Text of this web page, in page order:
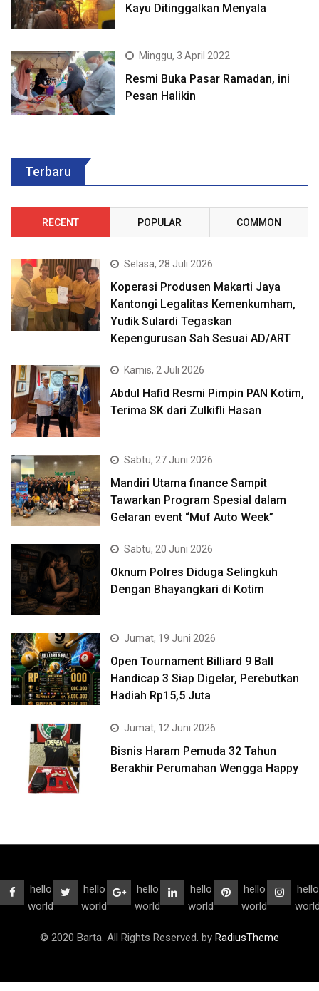
Kayu Ditinggalkan Menyala
Minggu, 3 April 2022
Resmi Buka Pasar Ramadan, ini
Pesan Halikin
Terbaru
RECENT POPULAR COMMON
Selasa, 28 Juli 2026
Koperasi Produsen Makarti Jaya
Kantongi Legalitas Kemenkumham,
Yudik Sulardi Tegaskan
Kepengurusan Sah Sesuai AD/ART
Kamis, 2 Juli 2026
Abdul Hafid Resmi Pimpin PAN Kotim,
Terima SK dari Zulkifli Hasan
Sabtu, 27 Juni 2026
Mandiri Utama finance Sampit
Tawarkan Program Spesial dalam
Gelaran event “Muf Auto Week”
Sabtu, 20 Juni 2026
Oknum Polres Diduga Selingkuh
Dengan Bhayangkari di Kotim
Jumat, 19 Juni 2026
Open Tournament Billiard 9 Ball
Handicap 3 Siap Digelar, Perebutkan
Hadiah Rp15,5 Juta
Jumat, 12 Juni 2026
Bisnis Haram Pemuda 32 Tahun
Berakhir Perumahan Wengga Happy
hello
world
hello
world
hello
world
hello
world
hello
world
hello
© 2020 Barta. All Rights Reserved. by RadiusTheme